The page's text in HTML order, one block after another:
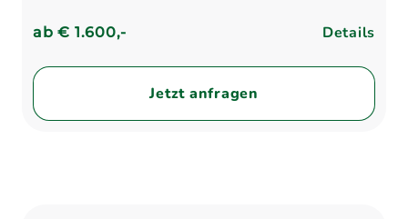
ab€ 1.600,- Details
Jetzt anfragen